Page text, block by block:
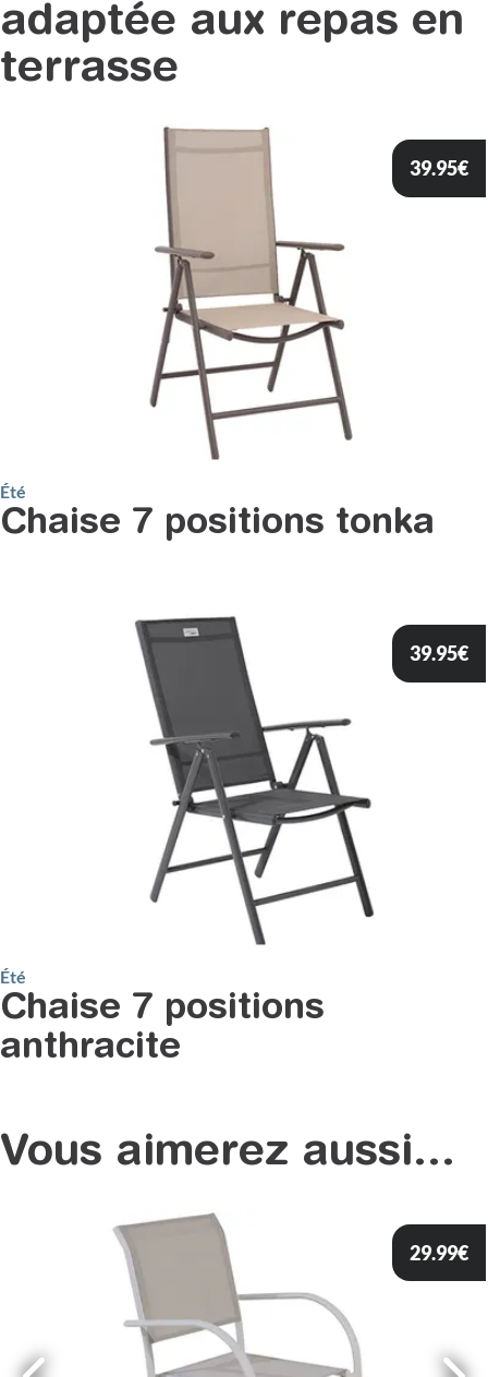
adaptée aux repas en
terrasse
39.95€
Été
Chaise 7 positions tonka
39.95€
Été
Chaise 7 positions
anthracite
Vous aimerez aussi...
29.99€